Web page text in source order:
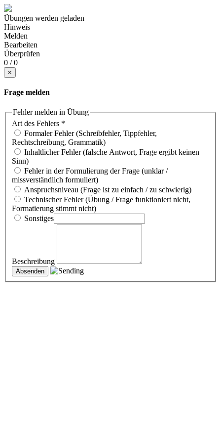
Übungen werden geladen
Hinweis
Melden
Bearbeiten
Überprüfen
0 / 0
×
Frage melden
Fehler melden in Übung
Art des Fehlers *
Formaler Fehler (Schreibfehler, Tippfehler,
Rechtschreibung, Grammatik)
Inhaltlicher Fehler (falsche Antwort, Frage ergibt keinen
Sinn)
Fehler in der Formulierung der Frage (unklar /
missverständlich formuliert)
Anspruchsniveau (Frage ist zu einfach / zu schwierig)
Technischer Fehler (Übung / Frage funktioniert nicht,
Formatierung stimmt nicht)
Sonstiges
Beschreibung